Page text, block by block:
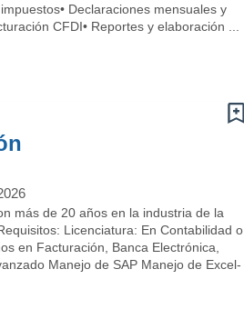
Declaraciones mensuales y
CFDI• Reportes y elaboración ...
más de 20 años en la industria de la
Licenciatura: En Contabilidad o
en Facturación, Banca Electrónica,
Manejo de SAP Manejo de Excel-